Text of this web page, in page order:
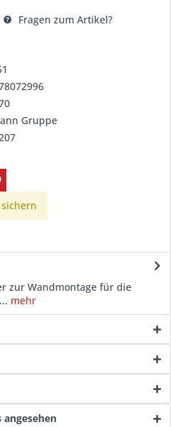
Fragen zum Artikel?
Gruppe
zur Wandmontage für die
mehr
angesehen